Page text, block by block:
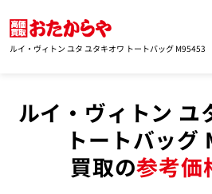
ルイ・ヴィトン ユタ ユタキオワ トートバッグ M95453
ルイ・ヴィトン ユ
トートバッグ
買取の参考価